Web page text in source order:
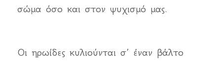
σώμα όσο και στον ψυχισμό μας.
Οι ηρωίδες κυλιούνται σ’ έναν βάλτο